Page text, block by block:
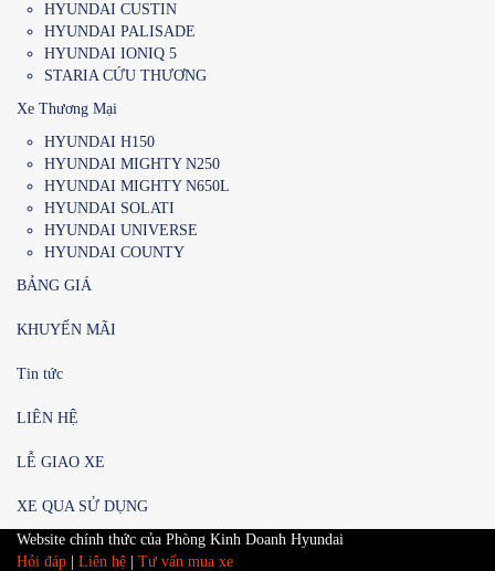
HYUNDAI CUSTIN
HYUNDAI PALISADE
HYUNDAI IONIQ 5
STARIA CỨU THƯƠNG
Xe Thương Mại
HYUNDAI H150
HYUNDAI MIGHTY N250
HYUNDAI MIGHTY N650L
HYUNDAI SOLATI
HYUNDAI UNIVERSE
HYUNDAI COUNTY
BẢNG GIÁ
KHUYẾN MÃI
Tin tức
LIÊN HỆ
LỄ GIAO XE
XE QUA SỬ DỤNG
Website chính thức của Phòng Kinh Doanh Hyundai
Hỏi đáp
Liên hệ Tư vấn mua xe